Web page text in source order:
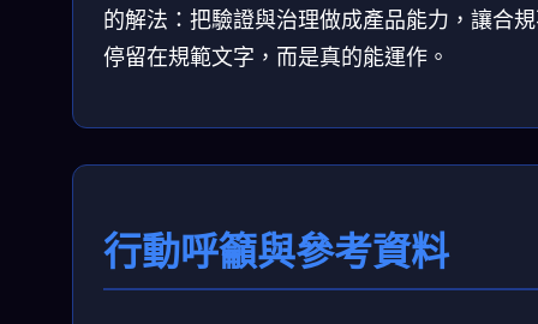
的解法：把驗證與治理做成產品能力，讓合
停留在規範文字，而是真的能運作。
行動呼籲與參考資料